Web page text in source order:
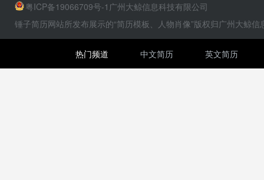
粤ICP备19066709号-1 广州大鲸信息科技有限公司
锤子简历网站所发布展示的“简历模板、人物肖像”版权归广州大鲸
热门频道 中文简历 英文简历